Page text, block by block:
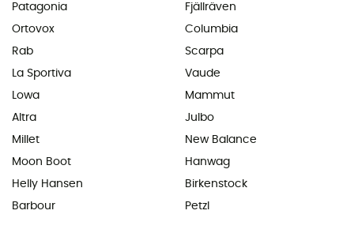
Patagonia
Ortovox
Rab
La Sportiva
Lowa
Altra
Millet
Moon Boot
Helly Hansen
Barbour
Fjällräven
Columbia
Scarpa
Vaude
Mammut
Julbo
New Balance
Hanwag
Birkenstock
Petzl